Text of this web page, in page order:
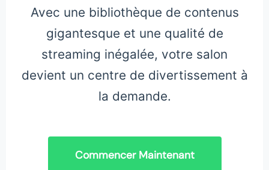
Avec une bibliothèque de contenus
gigantesque et une qualité de
streaming inégalée, votre salon
devient un centre de divertissement à
la demande.
Commencer Maintenant